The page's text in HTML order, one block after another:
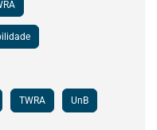
TWRA UnB